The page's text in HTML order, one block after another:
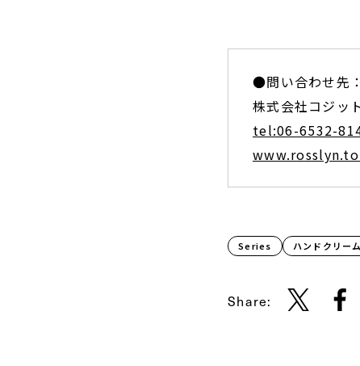
●問い合わせ先：
株式会社コジッ
tel:06-6532-
Series ハンドクリーム
Share: